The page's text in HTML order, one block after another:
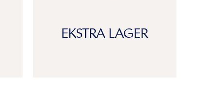
EKSTRA LAGER